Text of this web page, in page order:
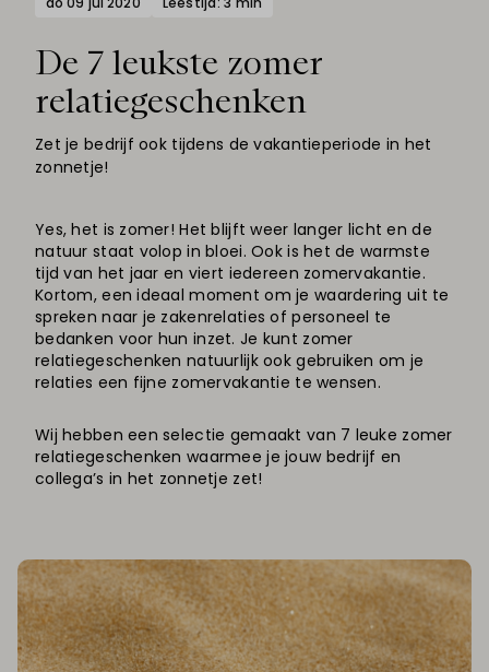
De 7 leukste zomer
relatiegeschenken
Zet je bedrijf ook tijdens de vakantieperiode in het
zonnetje!
Yes, het is zomer! Het blijft weer langer licht en de
natuur staat volop in bloei. Ook is het de warmste
tijd van het jaar en viert iedereen zomervakantie.
Kortom, een ideaal moment om je waardering uit te
spreken naar je zakenrelaties of personeel te
bedanken voor hun inzet. Je kunt zomer
relatiegeschenken natuurlijk ook gebruiken om je
relaties een fijne zomervakantie te wensen.
Wij hebben een selectie gemaakt van 7 leuke zomer
relatiegeschenken waarmee je jouw bedrijf en
collega’s in het zonnetje zet!